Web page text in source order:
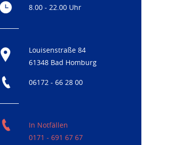
8.00 - 22.00 Uhr
Louisenstraße 84
61348 Bad Homburg
06172 - 66 28 00
In Notfällen
0171 - 691 67 67